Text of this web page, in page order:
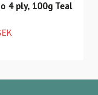
4 ply, 100g Teal